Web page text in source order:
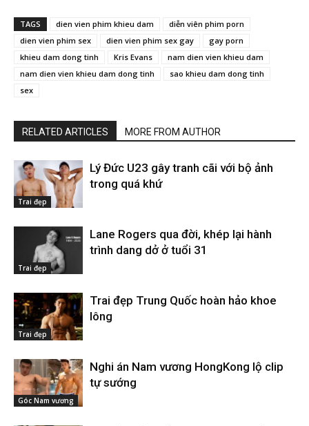
TAGS dien vien phim khieu dam
diễn viên phim porn
dien vien phim sex
dien vien phim sex gay
gay porn
khieu dam dong tinh
Kris Evans
nam dien vien khieu dam
nam dien vien khieu dam dong tinh
sao khieu dam dong tinh
sex
RELATED ARTICLES MORE FROM AUTHOR
Trai đẹp
Lý Đức U23 gây tranh cãi với bộ ảnh
trong quá khứ
Trai đẹp
Lane Rogers qua đời, khép lại hành
trình dang dở ở tuổi 31
Trai đẹp
Trai đẹp Trung Quốc hoàn hảo khoe
lông
Góc Nam vương
Nghi án Nam vương HongKong lộ clip
tự sướng